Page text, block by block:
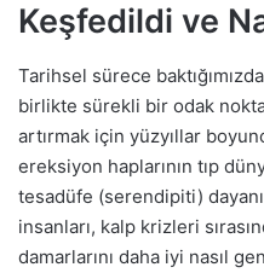
Keşfedildi ve
Tarihsel sürece
birlikte sürekli bir odak
artırmak için yüzyıllar
ereksiyon haplarının tıp
tesadüfe (serendipiti)
insanları, kalp krizleri
damarlarını daha iyi nasıl